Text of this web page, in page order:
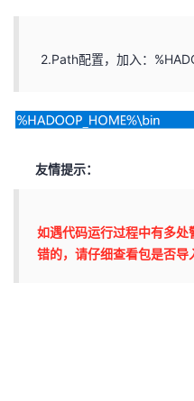
2.Path配置，加入：
友情提示：
如遇代码运行过程中有多
错的，请仔细查看包是否导